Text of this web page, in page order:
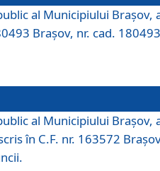
al Municipiului Braşov,
Brașov, nr. cad.
al Municipiului Braşov,
în C.F. nr. 163572